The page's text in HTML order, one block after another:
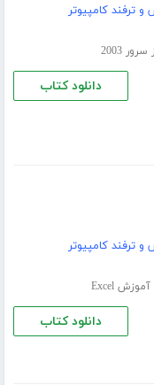
ترفند کامپیوتر
2003
دانلود کتاب
ترفند کامپیوتر
آموزش Excel
دانلود کتاب